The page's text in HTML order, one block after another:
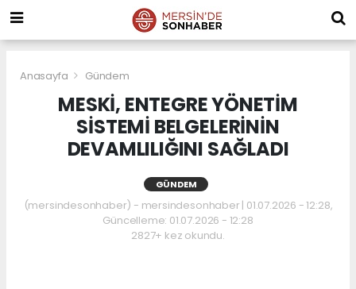
Anasayfa Gündem
MESKİ, ENTEGRE YÖNETİM
SİSTEMİ BELGELERİNİN
DEVAMLILIĞINI SAĞLADI
GÜNDEM
(mersindesonhaber) - mersindesonhaber | 01.07.2026 - 12:28,
Güncelleme: 01.07.2026 - 12:28
2827+ kez okundu.